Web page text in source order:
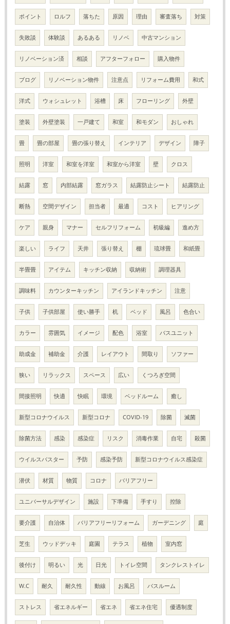
ポイント ロルフ 落ちた 原因 理由 審査落ち 対策
失敗談 体験談 あるある リノベ 中古マンション
リノベーション済 相談 アフターフォロー 購入物件
ブログ リノベーション物件 注意点 リフォーム費用 和式
洋式 ウォシュレット 浴槽 床 フローリング 外壁
塗装 外壁塗装 一戸建て 和室 和モダン おしゃれ
畳 畳の部屋 畳の張り替え インテリア デザイン 障子
照明 洋室 和室を洋室 和室から洋室 壁 クロス
結露 窓 内部結露 窓ガラス 結露防止シート 結露防止
断熱 空間デザイン 担当者 最適 コスト ヒアリング
ケア 親身 マナー セルフリフォーム 初級編 進め方
楽しい ライフ 天井 張り替え 棚 琉球畳 和紙畳
半畳畳 アイテム キッチン収納 収納術 調理器具
調味料 カウンターキッチン アイランドキッチン 注意
子供 子供部屋 使い勝手 机 ベッド 風呂 色合い
カラー 雰囲気 イメージ 配色 浴室 バスユニット
助成金 補助金 介護 レイアウト 間取り ソファー
狭い リラックス スペース 広い くつろぎ空間
間接照明 快適 快眠 環境 ベッドルーム 癒し
新型コロナウイルス 新型コロナ COVID-19 除菌 滅菌
除菌方法 感染 感染症 リスク 消毒作業 自宅 殺菌
ウイルスバスター 予防 感染予防 新型コロナウイルス感染症
潜伏 材質 物質 コロナ バリアフリー
ユニバーサルデザイン 施設 下準備 手すり 控除
要介護 自治体 バリアフリーリフォーム ガーデニング 庭
芝生 ウッドデッキ 庭園 テラス 植物 室内窓
後付け 明るい 光 日光 トイレ空間 タンクレストイレ
W.C 耐久 耐久性 動線 お風呂 バスルーム
ストレス 省エネルギー 省エネ 省エネ住宅 優遇制度